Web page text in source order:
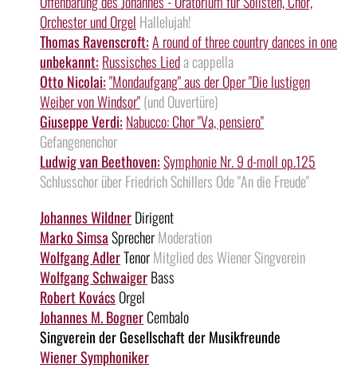
Orchester und Orgel Hallelujah!
Thomas Ravenscroft:A round of three country dances in one
unbekannt: Russisches Lieda cappella
Otto Nicolai:"Mondaufgang" aus der Oper "Die lustigen
Weiber von Windsor"(und Ouvertüre)
Giuseppe Verdi: Nabucco: Chor "Va, pensiero"
Gefangenenchor
Ludwig van Beethoven:Symphonie Nr. 9 d-moll op.125
Schlusschor über Friedrich Schillers Ode "An die Freude"
Johannes WildnerDirigent
Marko SimsaSprecherModeration
Wolfgang AdlerTenorMitglied des Wiener Singverein
Wolfgang SchwaigerBass
Robert KovácsOrgel
Johannes M. BognerCembalo
Singverein der Gesellschaft der Musikfreunde
Wiener Symphoniker